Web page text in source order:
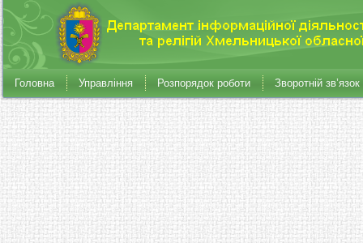
Головна Управління Розпорядок роботи Зворотній зв’язок